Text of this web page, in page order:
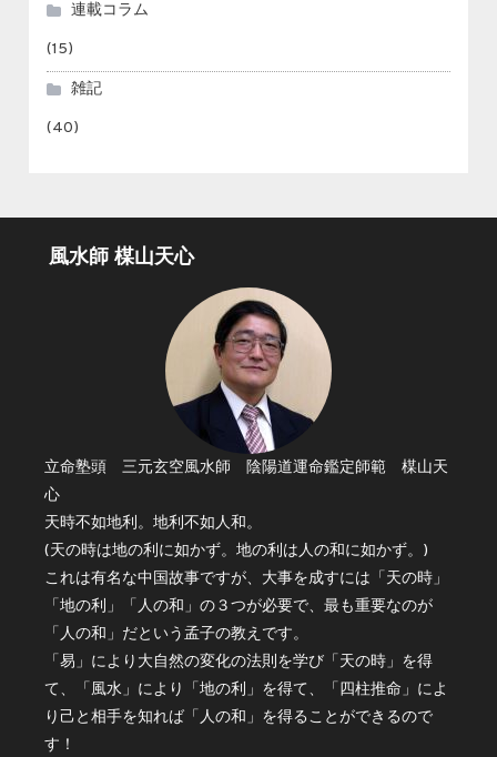
連載コラム
(15)
雑記
(40)
風水師 楳山天心
立命塾頭 三元玄空風水師 陰陽道運命鑑定師範 楳山天
心
天時不如地利。地利不如人和。
(天の時は地の利に如かず。地の利は人の和に如かず。)
これは有名な中国故事ですが、大事を成すには「天の時」
「地の利」「人の和」の３つが必要で、最も重要なのが
「人の和」だという孟子の教えです。
「易」により大自然の変化の法則を学び「天の時」を得
て、「風水」により「地の利」を得て、「四柱推命」によ
り己と相手を知れば「人の和」を得ることができるので
す！